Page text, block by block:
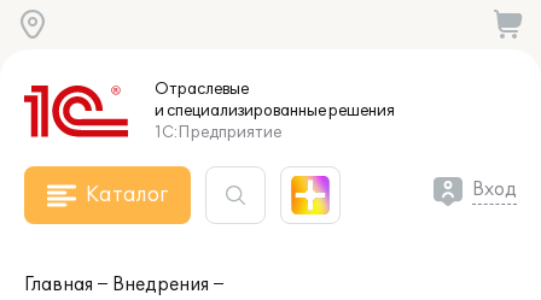
Отраслевые
и специализированныерешения
1С:Предприятие
Каталог Вход
Главная
Внедрения